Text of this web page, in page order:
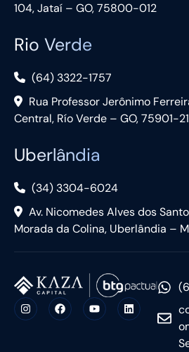
104, Jataí – GO, 75800-012
Rio Verde
(64) 3322-1757
Rua Professor Jerônimo
Central, Río Verde – GO, 75901-
Uberlândia
(34) 3304-6024
Av. Nicomedes Alves dos
Morada da Colina, Uberlândia –